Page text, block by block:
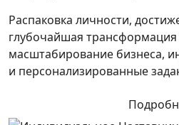
Распаковка личности,
глубочайшая трансформация
масштабирование бизнеса,
и персонализированные